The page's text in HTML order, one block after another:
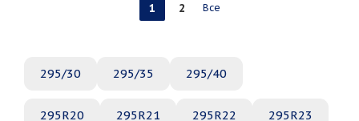
1 2 Все
295/30 295/35 295/40
295R20 295R21 295R22 295R23